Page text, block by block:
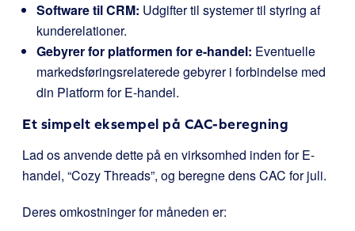
Software til CRM: Udgifter til systemer til styring af
kunderelationer.
Gebyrer for platformen for e-handel: Eventuelle
markedsføringsrelaterede gebyrer i forbindelse med
din Platform for E-handel.
Et simpelt eksempel på CAC-beregning
Lad os anvende dette på en virksomhed inden for E-
handel, “Cozy Threads”, og beregne dens CAC for juli.
Deres omkostninger for måneden er: